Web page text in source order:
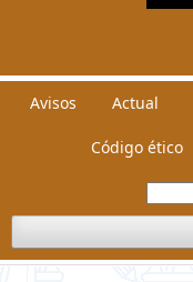
Avisos Actual
Código ético